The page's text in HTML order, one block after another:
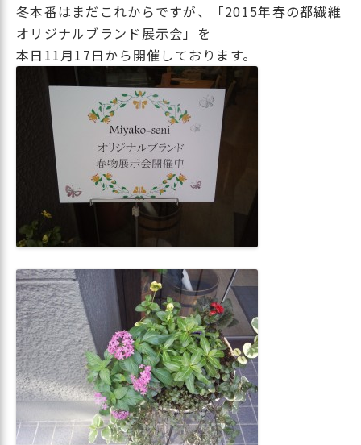
冬本番はまだこれからですが、「2015年春の都繊維
オリジナルブランド展示会」を
本日11月17日から開催しております。